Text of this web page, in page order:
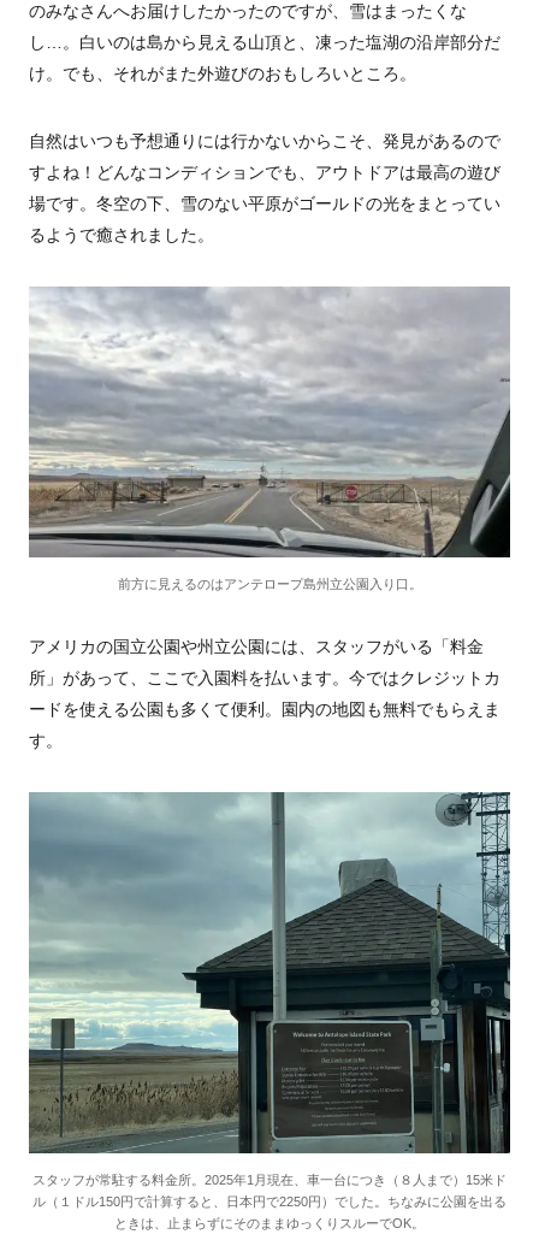
のみなさんへお届けしたかったのですが、雪はまったくな
し…。白いのは島から見える山頂と、凍った塩湖の沿岸部分だ
け。でも、それがまた外遊びのおもしろいところ。
自然はいつも予想通りには行かないからこそ、発見があるので
すよね！どんなコンディションでも、アウトドアは最高の遊び
場です。冬空の下、雪のない平原がゴールドの光をまとってい
るようで癒されました。
前方に見えるのはアンテロープ島州立公園入り口。
アメリカの国立公園や州立公園には、スタッフがいる「料金
所」があって、ここで入園料を払います。今ではクレジットカ
ードを使える公園も多くて便利。園内の地図も無料でもらえま
す。
スタッフが常駐する料金所。2025年1月現在、車一台につき（８人まで）15米ド
ル（１ドル150円で計算すると、日本円で2250円）でした。ちなみに公園を出る
ときは、止まらずにそのままゆっくりスルーでOK。